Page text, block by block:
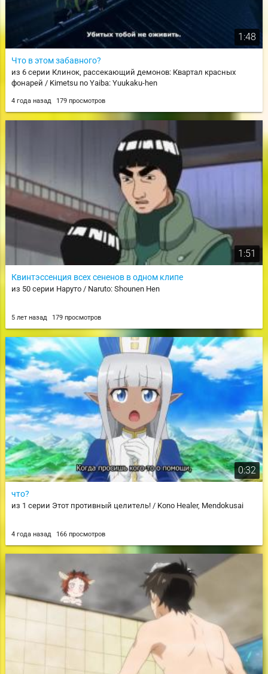
1:48
Что в этом забавного?
из 6 серии Клинок, рассекающий демонов: Квартал красных
фонарей / Kimetsu no Yaiba: Yuukaku-hen
4 года назад 179 просмотров
1:51
Квинтэссенция всех сененов в одном клипе
из 50 серии Наруто / Naruto: Shounen Hen
5 лет назад 179 просмотров
0:32
что?
из 1 серии Этот противный целитель! / Kono Healer, Mendokusai
4 года назад 166 просмотров